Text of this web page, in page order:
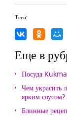
Теги:
Еще в
Посуда
Чем украсить
ярким соусом?
Блинные